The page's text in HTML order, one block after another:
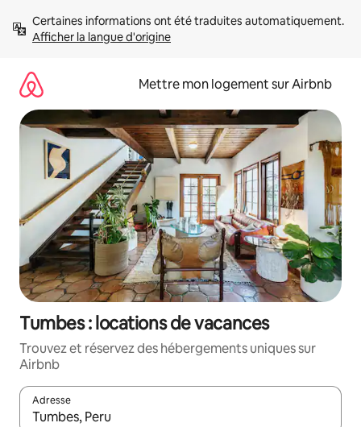
directement
Afficher la langue d'origine
Mettre mon logement sur Airbnb
Tumbes : locations de vacances
Trouvez et réservez des hébergements uniques sur
Airbnb
Adresse
Lorsque les résultats s'affichent, utilisez les flèches vers le